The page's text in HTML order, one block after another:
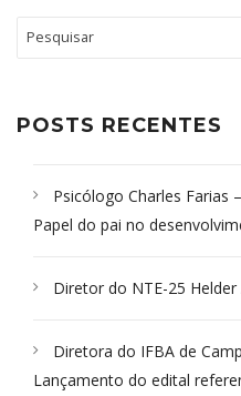
POSTS RECENTES
Psicólogo Charles Farias
Papel do pai no
Diretor do NTE-25
Diretora do IFBA de
Lançamento do edital